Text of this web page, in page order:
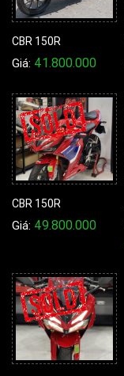
CBR 150R
Giá: 41.800.000
CBR 150R
Giá: 49.800.000